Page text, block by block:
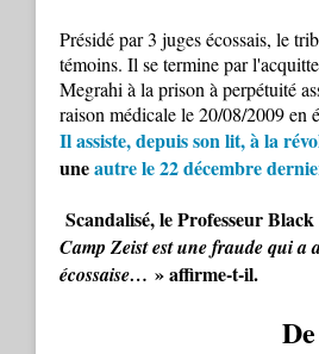
Présidé par 3 juges écossais, le
témoins. Il se termine par
Megrahi à la prison à perpétuité
raison médicale le 20/08/2009 en
Il assiste, depuis son lit, à la
uneautre le 22 décembre
Scandalisé, le Professeur
Camp Zeist est une fraude qui
écossaise… » affirme-t-il.